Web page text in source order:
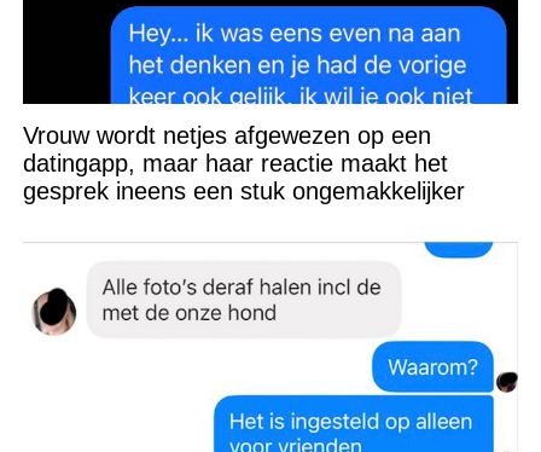
Vrouw wordt netjes afgewezen op een
datingapp, maar haar reactie maakt het
gesprek ineens een stuk ongemakkelijker